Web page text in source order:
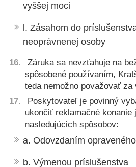
vyššej moci
l. Zásahom do
neoprávnenej osoby
Záruka sa nevzťahuje na
spôsobené používaním,
teda nemožno považovať za
Poskytovateľ je povinný
ukončiť reklamačné konanie
nasledujúcich spôsobov:
a. Odovzdaním
b. Výmenou príslušenstva